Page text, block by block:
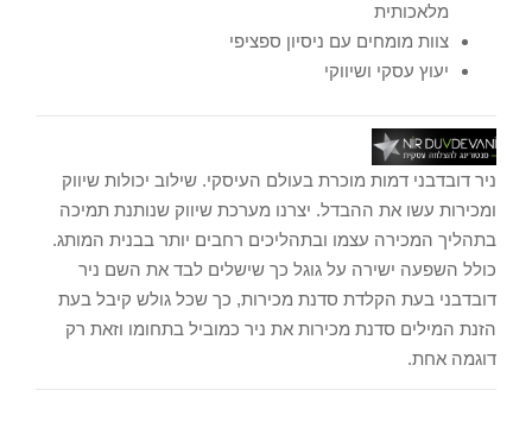
מלאכותית
צוות מומחים עם ניסיון ספציפי
יעוץ עסקי ושיווקי
ניר דובדבני דמות מוכרת בעולם העיסקי. שילוב יכולות שיווק
ומכירות עשו את ההבדל. יצרנו מערכת שיווק שנותנת תמיכה
בתהליך המכירה עצמו ובתהליכים רחבים יותר בבנית המותג.
כולל השפעה ישירה על גוגל כך שישלים לבד את השם ניר
דובדבני בעת הקלדת סדנת מכירות, כך שכל גולש קיבל בעת
הזנת המילים סדנת מכירות את ניר כמוביל בתחומו וזאת רק
דוגמה אחת.